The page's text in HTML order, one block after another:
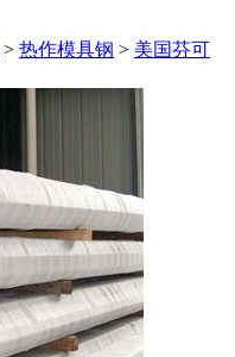
> 热作模具钢 > 美国芬可